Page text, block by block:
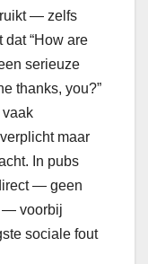
— zelfs
“How are
serieuze
thanks, you?”
vaak
maar
In pubs
— geen
— voorbij
sociale fout